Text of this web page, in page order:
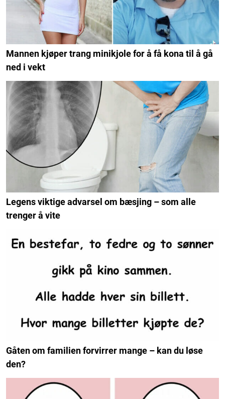
Mannen kjøper trang minikjole for å få kona til å gå
ned i vekt
Legens viktige advarsel om bæsjing – som alle
trenger å vite
Gåten om familien forvirrer mange – kan du løse
den?